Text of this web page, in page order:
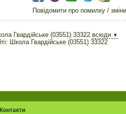
Повідомити про помилку / зміни
Гвардійське (03551) 33322 всюди ▼
Школа Гвардійське (03551) 33322
Контакти